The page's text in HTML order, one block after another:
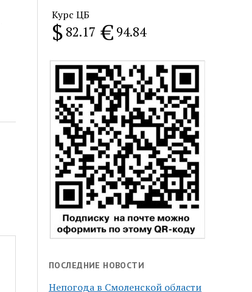
Курс ЦБ
$ 82.17 € 94.84
ПОСЛЕДНИЕ НОВОСТИ
Непогода в Смоленской области